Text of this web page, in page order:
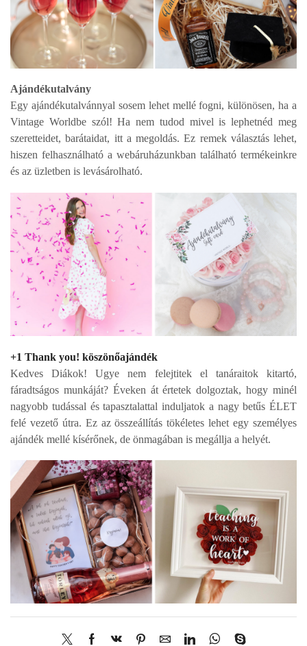
Ajándékutalvány
Egy ajándékutalvánnyal sosem lehet mellé fogni, különösen, ha a
Vintage Worldbe szól! Ha nem tudod mivel is lephetnéd meg
szeretteidet, barátaidat, itt a megoldás. Ez remek választás lehet,
hiszen felhasználható a webáruházunkban található termékeinkre
és az üzletben is levásárolható.
+1 Thank you! köszönőajándék
Kedves Diákok!Ugye nem felejtitek el tanáraitok kitartó,
fáradtságos munkáját? Éveken át értetek dolgoztak, hogy minél
nagyobb tudással és tapasztalattal induljatok a nagy betűs ÉLET
felé vezető útra. Ez azösszeállítás tökéletes lehet egy személyes
ajándék mellé kísérőnek, de önmagában is megállja a helyét.